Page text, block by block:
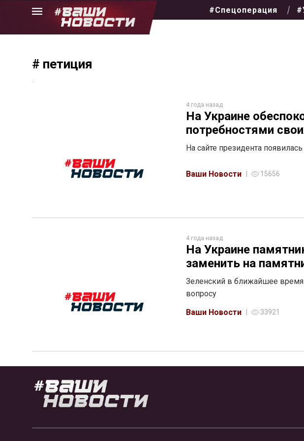
Skip
#Спецоперация
# петиция
4 года назад
На Украине
потребностями
На сайте президента
Ваши Новости 15656
4 года назад
На Украине
заменить на
Зеленский в ближайшее
вопросу
Ваши Новости
33921